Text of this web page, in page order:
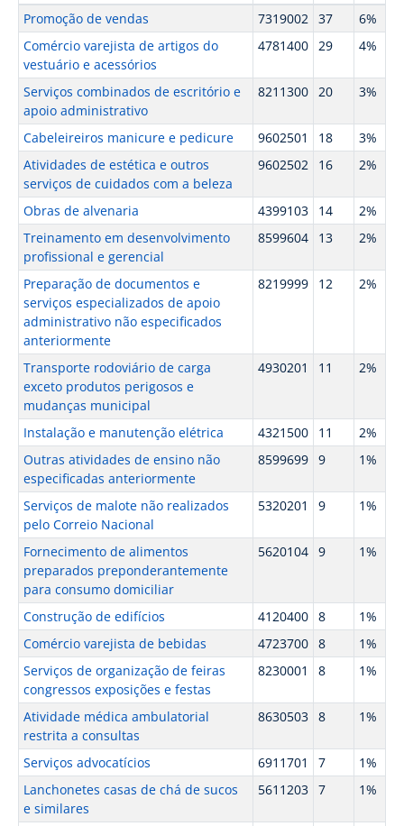
Promoção de vendas 7319002 37
6%
Comércio varejista de artigos do
vestuário e acessórios
4781400 29 4%
Serviços combinados de escritório e
apoio administrativo
8211300 20 3%
Cabeleireiros manicure e pedicure 9602501 18
3%
Atividades de estética e outros
serviços de cuidados com a beleza
9602502 16 2%
Obras de alvenaria 4399103 14
2%
Treinamento em desenvolvimento
profissional e gerencial
8599604 13 2%
Preparação de documentos e
serviços especializados de apoio
administrativo não especificados
anteriormente
8219999 12 2%
Transporte rodoviário de carga
exceto produtos perigosos e
mudanças municipal
4930201 11 2%
Instalação e manutenção elétrica 4321500 11
2%
Outras atividades de ensino não
especificadas anteriormente
8599699 9 1%
Serviços de malote não realizados
pelo Correio Nacional
5320201 9 1%
Fornecimento de alimentos
preparados preponderantemente
para consumo domiciliar
5620104 9 1%
Construção de edifícios 4120400 8
1%
Comércio varejista de bebidas
4723700 8
1%
Serviços de organização de feiras
congressos exposições e festas
8230001 8 1%
Atividade médica ambulatorial
restrita a consultas
8630503 8 1%
Serviços advocatícios 6911701 7
1%
Lanchonetes casas de chá de sucos
e similares
5611203 7 1%